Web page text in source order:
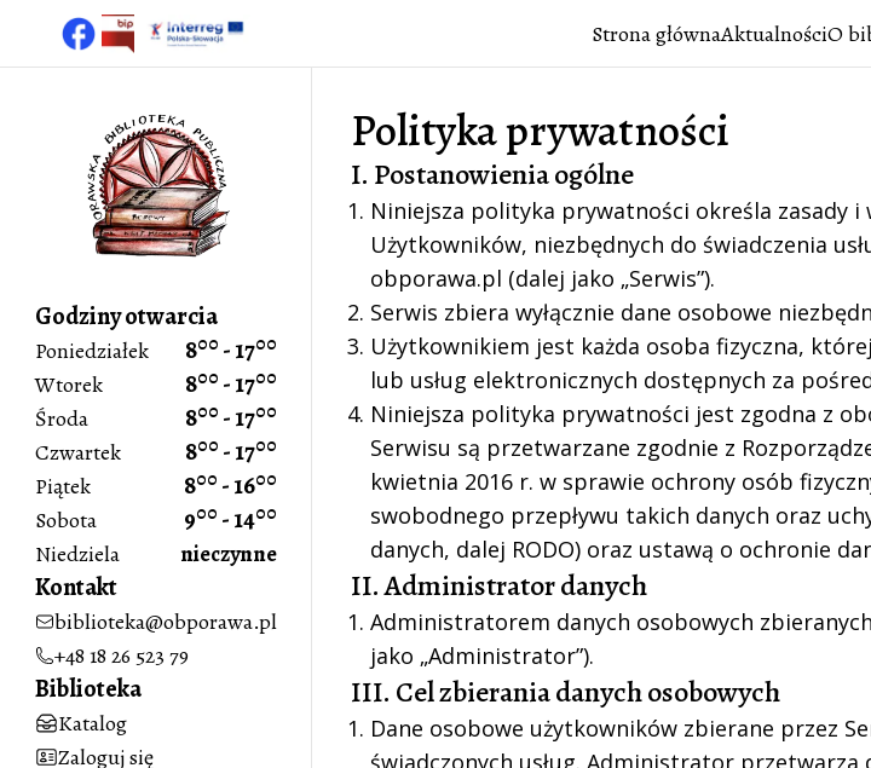
Godziny otwarcia
Poniedziałek 800 -1700
Wtorek 800 -1700
Środa 800 -1700
Czwartek 800 -1700
Piątek 800 -1600
Sobota 900 -1400
Niedziela nieczynne
Kontakt
biblioteka@obporawa.pl
+48 18 26 523 79
Biblioteka
Katalog
Zaloguj się
Strona głównaAktualnościO
Polityka prywatności
I. Postanowienia ogólne
Niniejsza polityka prywatności określa zasady
Użytkowników, niezbędnych do świadczenia
obporawa.pl (dalej jako „Serwis”).
Serwis zbiera wyłącznie dane osobowe
Użytkownikiem jest każda osoba fizyczna,
lub usług elektronicznych dostępnych za
Niniejsza polityka prywatności jest zgodna z
Serwisu są przetwarzane zgodnie z
kwietnia 2016 r. w sprawie ochrony osób
swobodnego przepływu takich danych oraz
danych, dalej RODO) oraz ustawą o ochronie
II. Administrator danych
Administratorem danych osobowych
jako „Administrator”).
III. Cel zbierania danych osobowych
Dane osobowe użytkowników zbierane przez
świadczonych usług. Administrator